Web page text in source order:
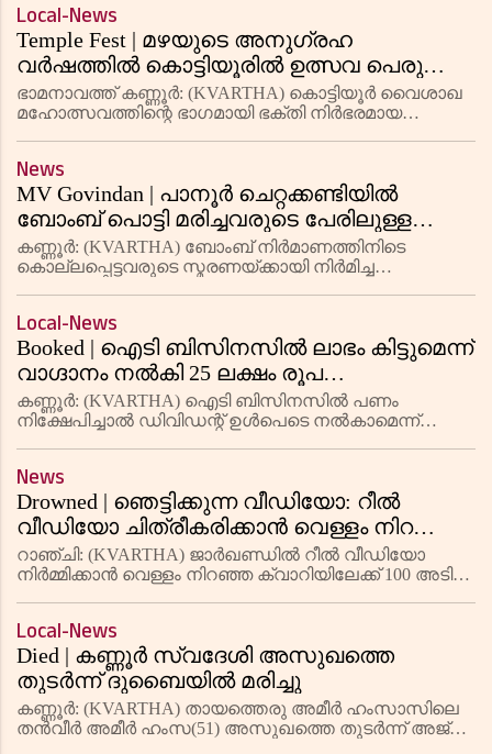
ബോംബ് ഭീഷണിയു
Local-News
Temple Fest | മഴയുടെ അനുഗ്രഹ
വര്‍ഷത്തില്‍ കൊട്ടിയൂരില്‍ ഉത്സവ പെരുക്കം:
സ്ത്രീ പ്രവേശനം നടന്നു
ഭാമനാവത്ത്‌ കണ്ണൂര്‍: (KVARTHA) കൊട്ടിയൂര്‍ വൈശാഖ
മഹോത്സവത്തിന്റെ ഭാഗമായി ഭക്തി നിര്‍ഭരമായ
നടന്നതോടെ സ്ത്രീകള്‍ക്ക്
News
MV Govindan | പാനൂര്‍ ചെറ്റക്കണ്ടിയില്‍
ബോംബ് പൊട്ടി മരിച്ചവരുടെ പേരിലുള്ള
സ്മാരക മന്ദിരം ഉദ് ഘാടനത്തിന് എംവി
ഗോവിന്ദന്‍ എത്തിയില്ല; സിപിഎം
സംസ്ഥാന സെക്രടറിയെ പുറകോട്ട്
അടുപ്പിച്ചത് വിവാദങ്ങളെന്ന് സൂചന
കണ്ണൂര്‍: (KVARTHA) ബോംബ് നിര്‍മാണത്തിനിടെ
കൊല്ലപ്പെട്ടവരുടെ സ്മരണയ്ക്കായി നിര്‍മിച്ച
എംവി ഗോവിന്ദന്‍ വിട്ടുനിന്നു.
Local-News
Booked | ഐടി ബിസിനസില്‍ ലാഭം കിട്ടുമെന്ന്
വാഗ്ദാനം നല്‍കി 25 ലക്ഷം രൂപ
തട്ടിയെടുത്തുവെന്ന പരാതിയില്‍
വ്യവസായി രാജേഷ് നമ്പ്യാര്‍ ഉള്‍പെടെ 3
പേര്‍ക്കെതിരെ കേസെടുത്തു
കണ്ണൂര്‍: (KVARTHA) ഐടി ബിസിനസില്‍ പണം
നിക്ഷേപിച്ചാല്‍ ഡിവിഡന്റ് ഉള്‍പെടെ നല്‍കാമെന്ന്
ഉള്‍പെടെ മൂന്നുപേര്‍ക്
News
Drowned | ഞെട്ടിക്കുന്ന വീഡിയോ: റീൽ
വീഡിയോ ചിത്രീകരിക്കാൻ വെള്ളം നിറഞ്ഞ
ക്വാറിയിലേക്ക് 100 അടി ഉയരത്തിൽ നിന്ന്
ചാടി; യുവാവ് മുങ്ങിമരിച്ചു
റാഞ്ചി: (KVARTHA) ജാർഖണ്ഡിൽ റീൽ വീഡിയോ
നിർമ്മിക്കാൻ വെള്ളം നിറഞ്ഞ ക്വാറിയിലേക്ക് 100 അടി
പരിധിയിലെ
Local-News
Died | കണ്ണൂര്‍ സ്വദേശി അസുഖത്തെ
തുടര്‍ന്ന് ദുബൈയില്‍ മരിച്ചു
കണ്ണൂര്‍: (KVARTHA) തായത്തെരു അമീര്‍ ഹംസാസിലെ
തന്‍വീര്‍ അമീര്‍ ഹംസ(51) അസുഖത്തെ തുടര്‍ന്ന് അജ്